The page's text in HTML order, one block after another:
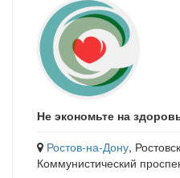
Не экономьте на
Ростов-на-Дону,
Коммунистический